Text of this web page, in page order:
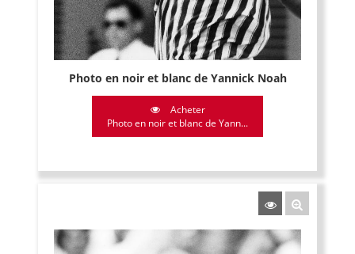
Photo en noir et blanc de Yannick Noah
Acheter
Photo en noir et blanc de Yann...